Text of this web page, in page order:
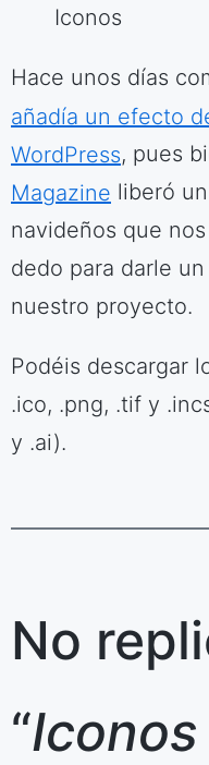
Iconos
Hace unos días
añadía un efecto
WordPress, pues
Magazine liberó
navideños que
dedo para darle
nuestro proyecto.
Podéis descargar
.ico, .png, .tif y
y .ai).
No
“